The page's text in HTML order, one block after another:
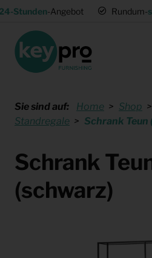
Stunden-Angebot Rundum-
Sie sind auf: Home Shop
Standregale
Schrank Teun
Schrank
(schwarz)